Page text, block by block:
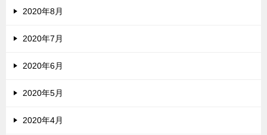
2020年8月
2020年7月
2020年6月
2020年5月
2020年4月